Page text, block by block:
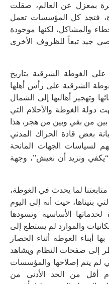
بمعزل عن العالم، صقلت
فتجد كل المؤسسات تعمل
والمشاكل، لكنها موجودة
جيد تبعاً للظروف الأخرى
الغوطة الشرقية بتاريخ
الغوطة الشرقية على رأس أهلها
وتهجير أهاليها إلى الشمال
دولة الغوطة والأحلام التي
بين من بقي وبين من هجر، هذا
بعض قادة الحراك المدني
لسياسات الجهات المانحة
ونريد أن نعيش”، وجهة
لما يحدث في الغوطة،
بنيناها، حيث أنه إلى اليوم
الأساسية وتسودها
والموارد لم يستطع إلى
أبناء الغوطة أثناء الحصار
إلى صفحات النظام ويشاهد
لم يتم إصلاحها والمؤسسات
أقل من الحد الأدنى من